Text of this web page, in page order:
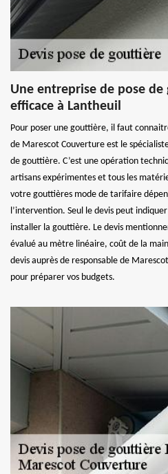
Une entreprise de pose
efficace à Lantheuil
Pour poser une gouttière, il faut
de Marescot Couverture est le
de gouttière. C’est une opération
artisans expérimentes et tous les
votre gouttières mode de tarifaire
l’intervention. Seul le devis peut
installer la gouttière. Le devis
évalué au mètre linéaire, coût de la
devis auprès de responsable de
pour préparer vos budgets.